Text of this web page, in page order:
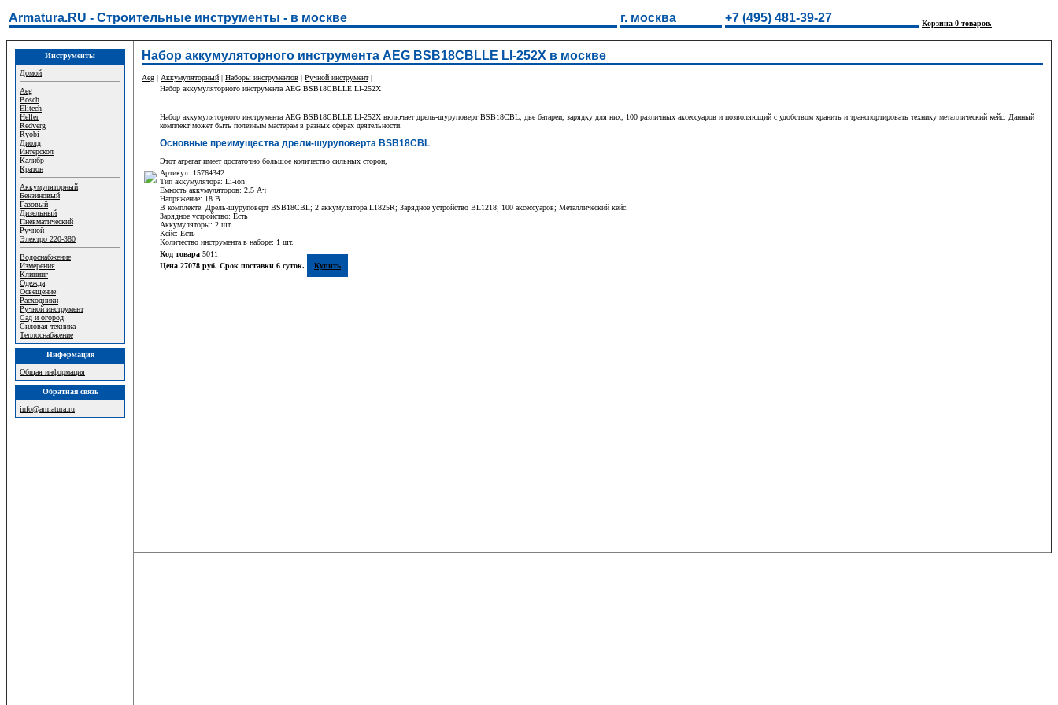
Armatura.RU - Строительные инструменты - в москве г. москва +7 (495) 481-39-27 Корзина 0 товаров.
Инструменты
Домой
Aeg
Bosch
Elitech
Heller
Redverg
Ryobi
Диолд
Интерскол
Калибр
Кратон
Аккумуляторный
Бензиновый
Газовый
Дизельный
Пневматический
Ручной
Электро 220-380
Водоснабжение
Измерения
Клининг
Одежда
Освещение
Расходники
Ручной инструмент
Сад и огород
Силовая техника
Теплоснабжение
Информация
Общая информация
Обратная связь
info@armatura.ru
Набор аккумуляторного инструмента AEG BSB18CBLLE LI-252X в москве
Aeg | Аккумуляторный | Наборы инструментов | Ручной инструмент|
Набор аккумуляторного инструмента AEG BSB18CBLLE LI-252X
Набор аккумуляторного инструмента AEG BSB18CBLLE LI-252X включает дрель-шуруповерт BSB18CBL, две батареи, зарядку для них, 100 различных аксессуаров и позволяющий с удобством хранить и транспортировать технику металлический кейс. Данный
комплект может быть полезным мастерам в разных сферах деятельности.
Основные преимущества дрели-шуруповерта BSB18CBL
Этот агрегат имеет достаточно большое количество сильных сторон,
Артикул: 15764342
Тип аккумулятора: Li-ion
Емкость аккумуляторов: 2.5 Ач
Напряжение: 18 В
В комплекте: Дрель-шуруповерт BSB18CBL; 2 аккумулятора L1825R; Зарядное устройство BL1218; 100 аксессуаров; Металлический кейс.
Зарядное устройство: Есть
Аккумуляторы: 2 шт.
Кейс: Есть
Количество инструмента в наборе: 1 шт.
Код товара 5011
Цена 27078 руб. Срок поставки 6 суток.
Купить